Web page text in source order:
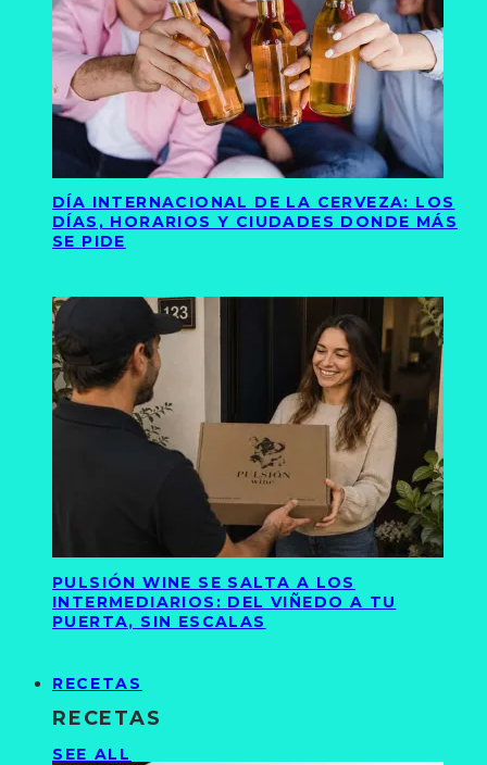
DÍA INTERNACIONAL DE LA CERVEZA: LOS
DÍAS, HORARIOS Y CIUDADES DONDE MÁS
SE PIDE
PULSIÓN WINE SE SALTA A LOS
INTERMEDIARIOS: DEL VIÑEDO A TU
PUERTA, SIN ESCALAS
RECETAS
RECETAS
SEE ALL